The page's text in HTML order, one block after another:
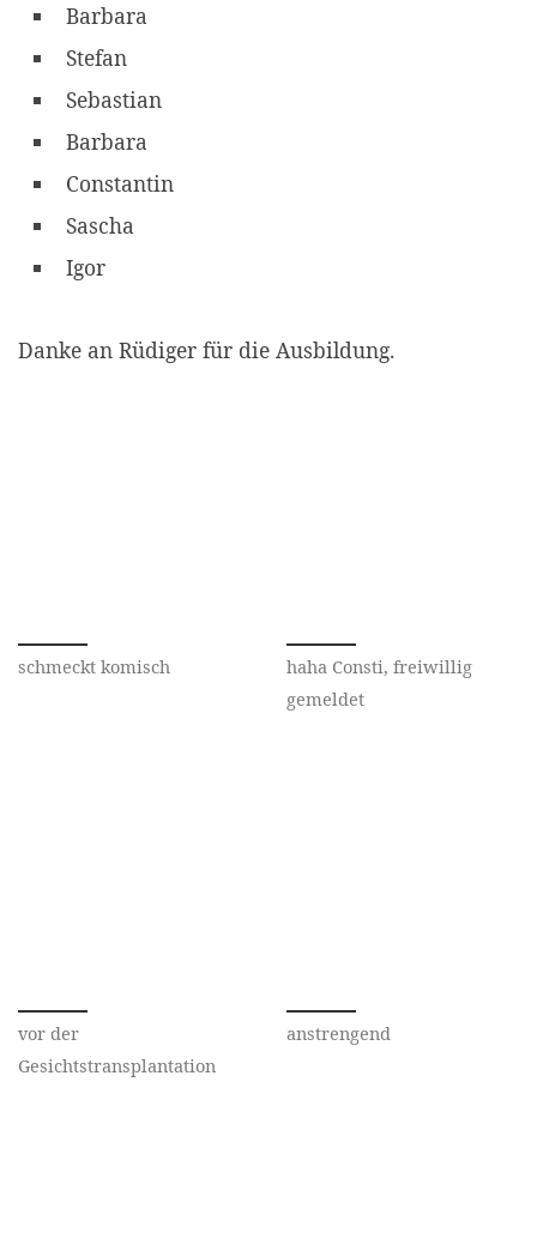
Barbara
Stefan
Sebastian
Barbara
Constantin
Sascha
Igor
Danke an Rüdiger für die Ausbildung.
schmeckt komisch
haha Consti, freiwillig
gemeldet
vor der
Gesichtstransplantation
anstrengend